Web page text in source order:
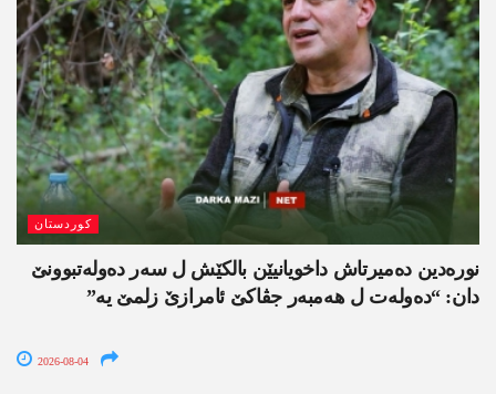
کوردستان
نورەدین دەمیرتاش داخویانیێن بالکێش ل سەر دەولەتبوونێ
دان: “دەولەت ل ھەمبەر جڤاکێ ئامرازێ زلمێ یە”
2026-08-04